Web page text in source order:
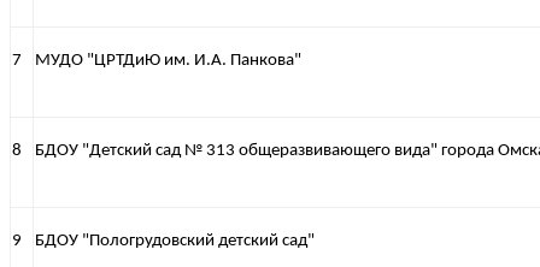
7 МУДО "ЦРТДиЮ им. И.А. Панкова"
8 БДОУ "Детский сад № 313 общеразвивающего вида" города
9 БДОУ "Пологрудовский детский сад"